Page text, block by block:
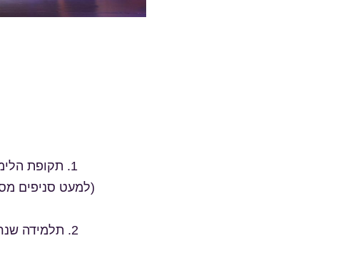
(למעט סניפים